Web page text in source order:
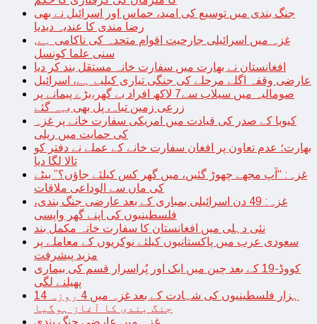
جنگ بندی میں توسیع کی امید، حماس اور اسرائیل نے بھی
رضا مندی کا عندیہ دیدیا
غزہ میں اسرائیلی جارحیت اقوام متحدہ کی ناکامی ہے,
سنی علما کونسل
افغانستان نے بھارت میں سفارت خانہ مستقل بند کر دیا
عارضی وقفہ اگلے مرحلے کی جنگی تیاری کیلیے ہے، اسرائیل
صومالیہ میں سیلاب سے7 لاکھ افراد بے گھر،بڑے پیمانے پر
زرعی زمین تباہ، پل بھی بہہ گئے
کیوبا کے صدر کی قیادت میں امریکی سفارت خانے پر غزہ
کی حمایت میں ریلی
بھارت؛ عدم تعاون پر افغان سفارت خانے کے عملے نے دفتر کو
تالا لگا دیا
غزہ: “آپ مجھے چھوڑ گئیں، میں گھر کس کیلئے جاؤں؟” بیٹے
کی ماں سے الوداعی ملاقات
غزہ: 49 دن اسرائیلی بمباری کے بعد عارضی جنگ بندی،
فلسطینیوں کی اپنے گھر واپسی
نئی دہلی میں افغانستان کا سفارت خانہ مکمل بند
سعودی عرب میں پاکستانیوں کیلئے نوکریوں کے معاملے پر
مزید پیشرفت
کووڈ-19 کے بعد چین میں ایک اور پُراسرار قسم کی بیماری
پھیلنے لگی
14 ہزار فلسطینیوں کی شہادت کے بعد غزہ میں 4 روزہ
جنگ بندی کا آغاز ہوگیا
غزہ میں عارضی جنگ بندی